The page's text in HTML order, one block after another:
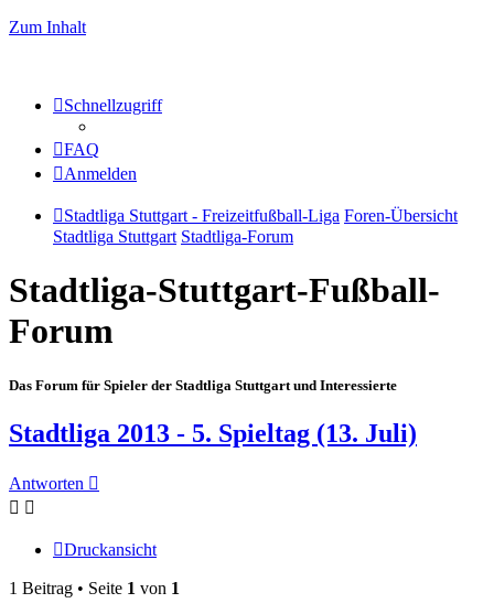
Zum Inhalt
Schnellzugriff
FAQ
Anmelden
Stadtliga Stuttgart - Freizeitfußball-Liga Foren-Übersicht
Stadtliga Stuttgart Stadtliga-Forum
Stadtliga-Stuttgart-Fußball-
Forum
Das Forum für Spieler der Stadtliga Stuttgart und Interessierte
Stadtliga 2013 - 5. Spieltag (13. Juli)
Antworten
Druckansicht
1 Beitrag • Seite 1 von 1